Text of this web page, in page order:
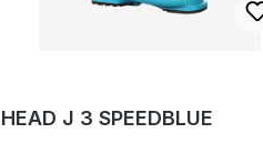
HEAD J 3 SPEEDBLUE